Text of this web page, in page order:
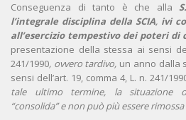
Conseguenza di tanto è che alla
l’integrale disciplina della SCIA, ivi
all’esercizio tempestivo dei poteri di
presentazione della stessa ai sensi
241/1990, ovvero tardivo, un anno dalla
sensi dell’art. 19, comma 4, L. n. 241/
tale ultimo termine, la situazione
“consolida” e non può più essere